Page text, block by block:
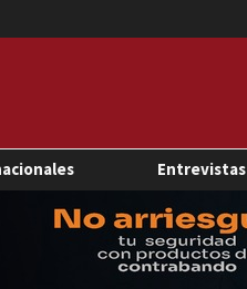
Entrevistas